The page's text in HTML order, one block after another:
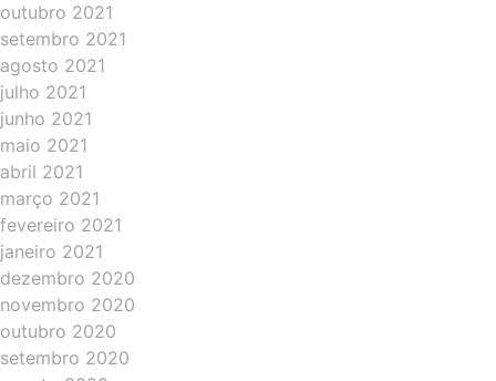
outubro 2021
setembro 2021
agosto 2021
julho 2021
junho 2021
maio 2021
abril 2021
março 2021
fevereiro 2021
janeiro 2021
dezembro 2020
novembro 2020
outubro 2020
setembro 2020